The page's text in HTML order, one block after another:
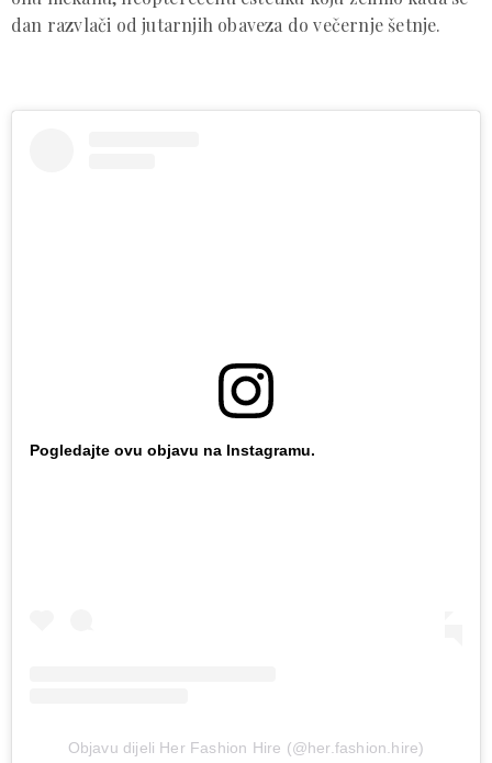
dan razvlači od jutarnjih obaveza do večernje šetnje.
Pogledajte ovu objavu na Instagramu.
Objavu dijeli Her Fashion Hire (@her.fashion.hire)